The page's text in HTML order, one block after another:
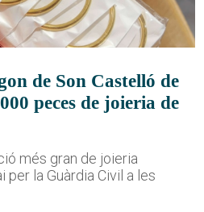
de Son Castelló de
peces de joieria de
més gran de joieria
la Guàrdia Civil a les